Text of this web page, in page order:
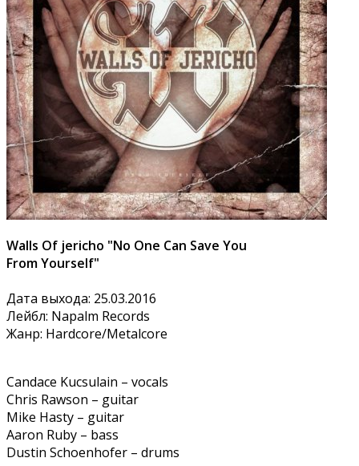
Walls Of jericho "No One Can Save You
From Yourself"
Дата выхода: 25.03.2016
Лейбл: Napalm Records
Жанр: Hardcore/Metalcore
Candace Kucsulain – vocals
Chris Rawson – guitar
Mike Hasty – guitar
Aaron Ruby – bass
Dustin Schoenhofer – drums